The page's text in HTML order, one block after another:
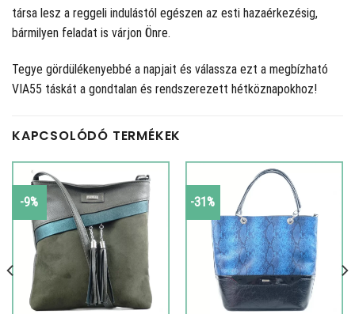
társa lesz a reggeli indulástól egészen az esti hazaérkezésig,
bármilyen feladat is várjon Önre.
Tegye gördülékenyebbé a napjait és válassza ezt a megbízható
VIA55 táskát a gondtalan és rendszerezett hétköznapokhoz!
KAPCSOLÓDÓ TERMÉKEK
-9% -31%